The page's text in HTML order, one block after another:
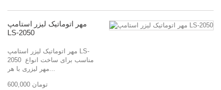
مهر اتوماتیک لیزر استامپ
LS-2050
مهر اتوماتیک لیزر استامپ LS-
2050 مناسب برای ساخت انواع
مهر لیزری با هر...
600,000 تومان